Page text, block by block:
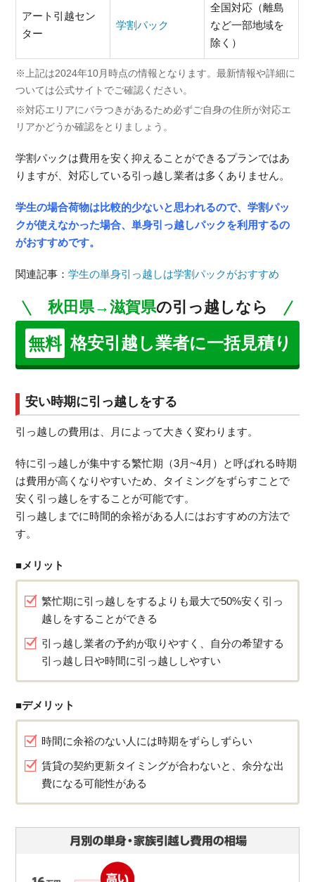
アート引越セン
ター
学割パック
全国対応（離島
など一部地域を
除く）
※上記は2024年10月時点の情報となります。最新情報や詳細に
ついては公式サイトでご確認ください。
※対応エリアにバラつきがあるため必ずご自身の住所が対応エ
リアかどうか確認をとりましょう。
学割パックは費用を安く抑えることができるプランではあ
りますが、対応している引っ越し業者は多くありません。
学生の場合荷物は比較的少ないと思われるので、学割パッ
クが使えなかった場合、単身引っ越しパックを利用するの
がおすすめです。
関連記事：学生の単身引っ越しは学割パックがおすすめ
秋田県→滋賀県の引っ越しなら
無料 格安引越し業者に一括見積り
安い時期に引っ越しをする
引っ越しの費用は、月によって大きく変わります。
特に引っ越しが集中する繁忙期（3月~4月）と呼ばれる時期
は費用が高くなりやすいため、タイミングをずらすことで
安く引っ越しをすることが可能です。
引っ越しまでに時間的余裕がある人にはおすすめの方法で
す。
■メリット
繁忙期に引っ越しをするよりも最大で50%安く引っ
越しをすることができる
引っ越し業者の予約が取りやすく、自分の希望する
引っ越し日や時間に引っ越ししやすい
■デメリット
時間に余裕のない人には時期をずらしずらい
賃貸の契約更新タイミングが合わないと、余分な出
費になる可能性がある